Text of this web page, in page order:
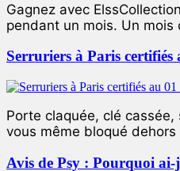
Gagnez avec
pendant un mois. Un mois
Serruriers à Paris certifiés
Porte claquée, clé
vous même bloqué dehors
Avis de Psy : Pourquoi